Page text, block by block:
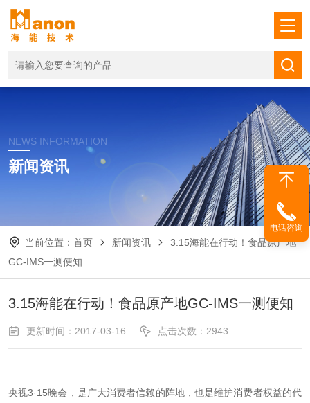
NEWS INFORMATION
新闻资讯
当前位置： 首页 新闻资讯
3.15海能在行动！食品原产地
GC-IMS一测便知
3.15海能在行动！食品原产地GC-IMS一测便知
更新时间：2017-03-16 点击次数：2943
央视3·15晚会，是广大消费者信赖的阵地，也是维护消费者权益的代
电话咨询